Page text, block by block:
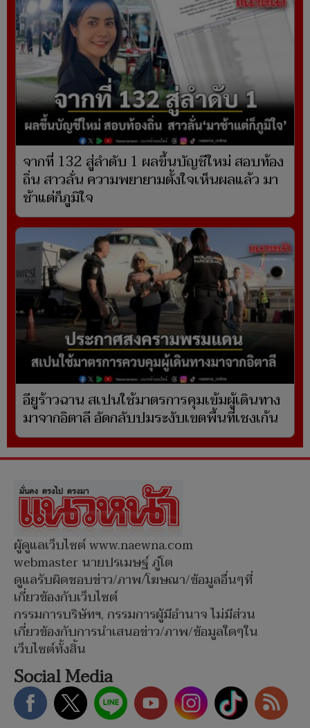
จากที่ 132 สู่ลำดับ 1 ผลขึ้นบัญชีใหม่ สอบท้อง
ถิ่น สาวลั่น ความพยายามตั้งใจเห็นผลแล้ว มา
ช้าแต่ก็ภูมิใจ
อียูร้าวฉาน สเปนใช้มาตรการคุมเข้มผู้เดินทาง
มาจากอิตาลี อัดกลับปมระงับเขตพื้นที่เชงเก้น
ผู้ดูแลเว็บไซต์ www.naewna.com
webmaster นายปรเมษฐ์ ภู่โต
ดูแลรับผิดชอบข่าว/ภาพ/โฆษณา/ข้อมูลอื่นๆที่
เกี่ยวข้องกับเว็บไซต์
กรรมการบริษัทฯ, กรรมการผู้มีอำนาจ ไม่มีส่วน
เกี่ยวข้องกับการนำเสนอข่าว/ภาพ/ข้อมูลใดๆใน
เว็บไซต์ทั้งสิ้น
Social Media